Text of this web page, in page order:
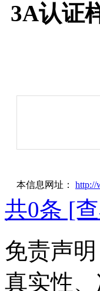
3A认证
本信息网址： http://
共0条 [
免责声
真实性